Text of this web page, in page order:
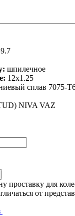
шпилечное
12x1.25
сплав 7075-
NIVA VAZ
проставку для
от